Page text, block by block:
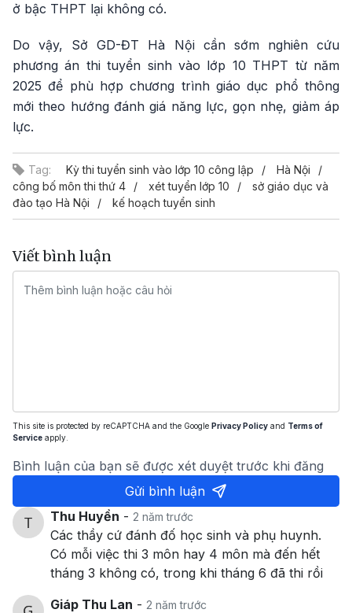
ở bậc THPT lại không có.
Do vậy, Sở GD-ĐT Hà Nội cần sớm nghiên cứu
phương án thi tuyển sinh vào lớp 10 THPT từ năm
2025 để phù hợp chương trình giáo dục phổ thông
mới theo hướng đánh giá năng lực, gọn nhẹ, giảm áp
lực.
Tag: Kỳ thi tuyển sinh vào lớp 10 công lập
Hà Nội
công bố môn thi thứ 4
xét tuyển lớp 10
sở giáo dục và
đào tạo Hà Nội
kế hoạch tuyển sinh
Viết bình luận
This site is protected by reCAPTCHA and the Google Privacy Policy and Terms of
Service apply.
Bình luận của bạn sẽ được xét duyệt trước khi đăng
Gửi bình luận
Thu Huyền - 2 năm trước
Các thầy cứ đánh đố học sinh và phụ huynh.
Có mỗi việc thi 3 môn hay 4 môn mà đến hết
tháng 3 không có, trong khi tháng 6 đã thi rồi
Giáp Thu Lan - 2 năm trước